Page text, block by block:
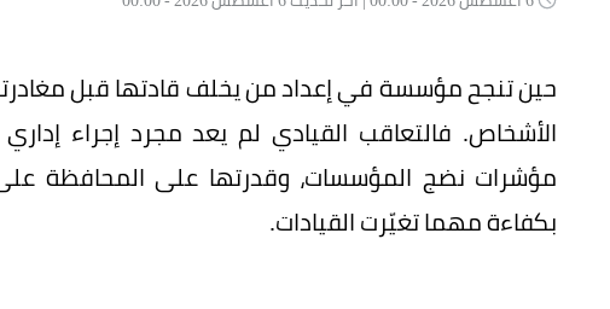
حين تنجح مؤسسة في إعداد من يخلف قادتها قبل
الأشخاص. فالتعاقب القيادي لم يعد مجرد إجراء
مؤشرات نضج المؤسسات، وقدرتها على المحافظة على
بكفاءة مهما تغيّرت القيادات.